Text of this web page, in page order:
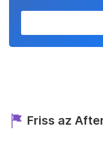
Friss az